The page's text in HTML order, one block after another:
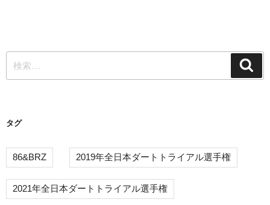
シ
ョ
索:
タグ
86&BRZ 2019年全日本ダートトライアル選手権
2021年全日本ダートトライアル選手権